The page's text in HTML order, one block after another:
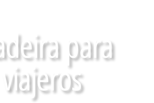
para
viajeros